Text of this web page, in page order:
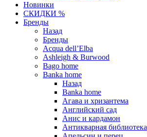
Новинки
СКИДКИ %
Бренды
Назад
Бренды
Acqua dell’Elba
Ashleigh & Burwood
Bago home
Banka home
Назад
Banka home
Агава и хризантема
Английский сад
Анис и кардамон
Антикварная библиотека